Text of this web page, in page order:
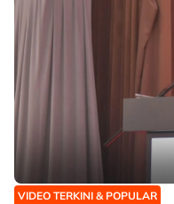
VIDEO TERKINI & POPULAR